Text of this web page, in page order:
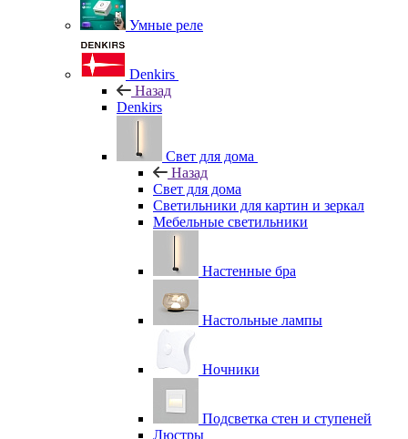
Умные реле
Denkirs
Назад
Denkirs
Свет для дома
Назад
Свет для дома
Светильники для картин и зеркал
Мебельные светильники
Настенные бра
Настольные лампы
Ночники
Подсветка стен и ступеней
Люстры